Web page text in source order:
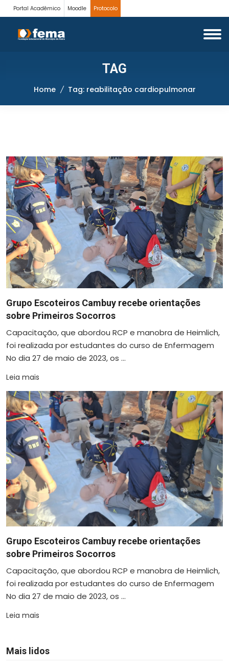
Portal Acadêmico Moodle Protocolo
TAG
Home Tag: reabilitação cardiopulmonar
Grupo Escoteiros Cambuy recebe orientações
sobre Primeiros Socorros
Capacitação, que abordou RCP e manobra de Heimlich,
foi realizada por estudantes do curso de Enfermagem
No dia 27 de maio de 2023, os ...
Leia mais
Grupo Escoteiros Cambuy recebe orientações
sobre Primeiros Socorros
Capacitação, que abordou RCP e manobra de Heimlich,
foi realizada por estudantes do curso de Enfermagem
No dia 27 de maio de 2023, os ...
Leia mais
Mais lidos